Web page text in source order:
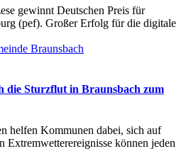
gewinnt Deutschen Preis für
(pef). Großer Erfolg für die digitale
die Sturzflut in Braunsbach zum
helfen Kommunen dabei, sich auf
Extremwetterereignisse können jeden